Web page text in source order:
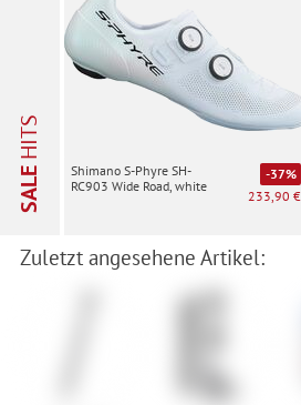
SALE
HITS
Shimano S-Phyre SH-
RC903 Wide Road, white
-37%
233,90 €
Zuletzt angesehene Artikel: